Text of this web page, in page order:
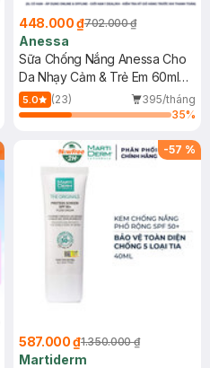
448.000 ₫702.000 ₫
Anessa
Sữa Chống Nắng Anessa Cho
Da Nhạy Cảm & Trẻ Em 60ml
(Mới)
5.0 (23)
395/tháng
35%
-57 %
587.000 ₫1.350.000 ₫
Martiderm